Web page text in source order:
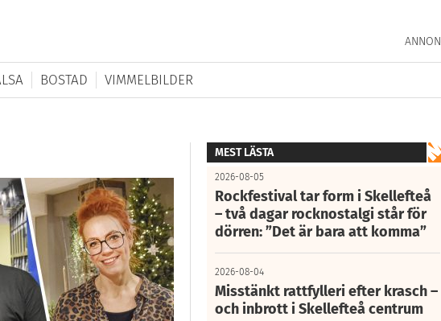
BOSTAD VIMMELBILDER
MEST LÄSTA
2026-08-05
Rockfestival tar form i Skellefteå
– två dagar rocknostalgi står för
dörren: ”Det är bara att komma”
2026-08-04
Misstänkt rattfylleri efter krasch –
och inbrott i Skellefteå centrum